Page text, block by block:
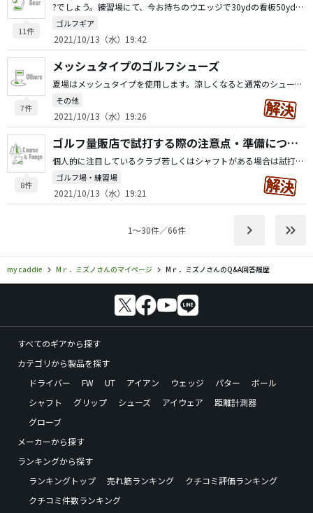
11件
?でしょう。練習場にて、今お持ちのウエッジで30ydの看板50ydの看板60ydの看板に10球中何球当てられるか、若しくはその距離のグリーンに何球乗せることができるか練習される方が私個人的にはイイと思います。
ゴルフギア
2021/10/13（水）19:42
7件
メッシュタイプのゴルフシューズ
夏場はメッシュタイプを使用します。涼しくなると通常のシューズを使用します。どちらも、ソフトスパイクですね。御自分の考え方でイイと思いますヨ。
その他
2021/10/13（水）19:26
8件
ゴルフ量販店で試打する際の注意点・準備について
個人的に注目しているクラブ若しくはシャフトがある場合は試打してみます。単に打感の感触が個人的に好みか否かのレベルですね。
ゴルフ場・練習場
2021/10/13（水）19:21
1〜30件／66件 keyboard_arrow_right keyboard_double_arrow_right
my caddie Mｒ．ミズノさんのマイページ Mｒ．ミズノさんのQ&A回答履歴
すべてのギアから探す
カテゴリから製品を探す
ドライバー
FW UT アイアン ウェッジ パター
ボール
シャフト
グリップ シューズ アイウェア
距離計測器
グローブ
メーカーから探す
ランキングから探す
ランキングトップ
売れ筋ランキング
クチコミ評価ランキング
クチコミ件数ランキング